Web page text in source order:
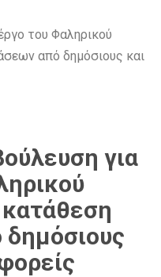
του Φαληρικού
από δημόσιους και
για